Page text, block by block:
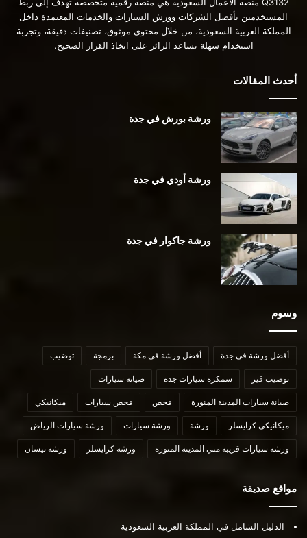
المستخدمين بأفضل الشركات وورش السيارات والخدمات المعتمدة داخل
المملكة العربية السعودية، من خلال محتوى موثوق، تصنيفات دقيقة، وتجربة
استخدام سهلة تساعد الزائر على اتخاذ القرار الصحيح.
أحدث المقالات
ورشة بورش في جدة
ورشة أودي في جدة
ورشة جاكوار في جدة
وسوم
أفضل ورشة في جدة أفضل ورشة في مكة برمجة توضيب
توضيب قير سمكرة سيارات جدة صيانة سيارات
صيانة سيارات المدينة المنورة فحص فحص سيارات ميكانيكي
ميكانيكي كرايسلر ورشة ورشة سيارات ورشة سيارات الرياض
ورشة سيارات قريبة مني المدينة المنورة ورشة كرايسلر ورشة نيسان
مواقع صديقة
الدليل الشامل في المملكة العربية السعودية